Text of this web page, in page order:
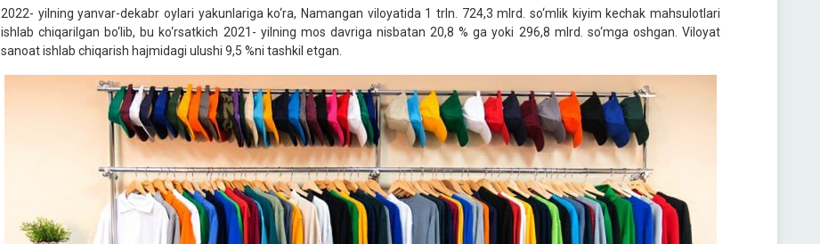
2022- yilning yanvar-dekabr oylari yakunlariga ko‘ra, Namangan viloyatida 1 trln. 724,3 mlrd. so‘mlik kiyim kechak mahsulotlari
ishlab chiqarilgan bo‘lib, bu ko‘rsatkich 2021- yilning mos davriga nisbatan 20,8 % ga yoki 296,8 mlrd. so‘mga oshgan. Viloyat
sanoat ishlab chiqarish hajmidagi ulushi 9,5 %ni tashkil etgan.